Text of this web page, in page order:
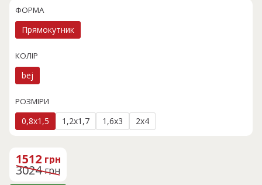
РОЗМІРИ
0,8x1,5 1,2x1,7 1,6x3 2x4
КОЛІР
bej
ФОРМА
Прямокутник
3024грн
ціна:
3024 грн.
1512 грн
ціна:
1512 грн.